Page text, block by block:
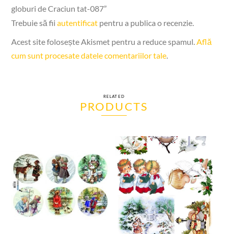
globuri de Craciun tat-087”
Trebuie să fiiautentificat pentru a publica o recenzie.
Acest site folosește Akismet pentru a reduce spamul.Află
cum sunt procesate datele comentariilor tale.
RELATED
PRODUCTS